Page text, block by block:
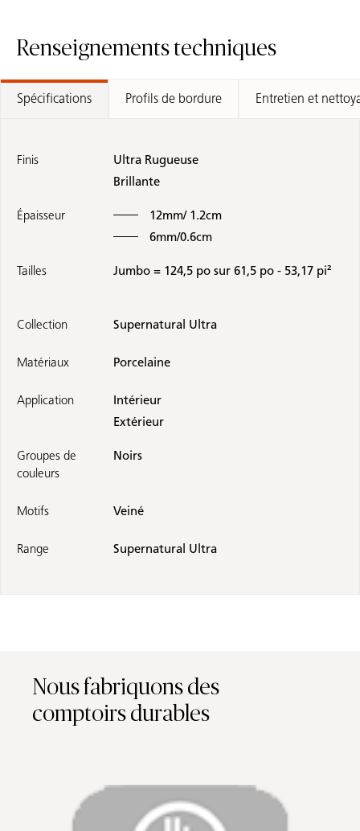
Renseignements techniques
Spécifications Profils de bordure Entretien et
Finis
Ultra Rugueuse
Brillante
Épaisseur
12mm/ 1.2cm
6mm/0.6cm
Tailles Jumbo = 124,5 po sur 61,5 po - 53,17 pi²
Collection Supernatural Ultra
Matériaux Porcelaine
Application
Intérieur
Extérieur
Groupes de
couleurs
Noirs
Motifs Veiné
Range Supernatural Ultra
Nous fabriquons des
comptoirs durables